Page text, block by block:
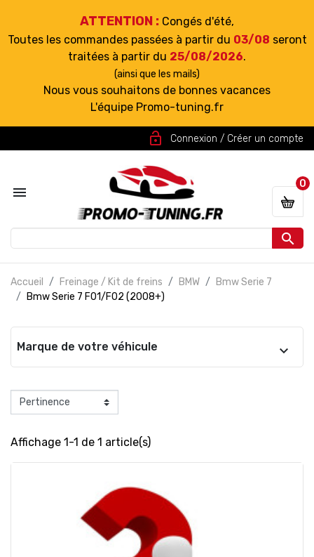
ATTENTION : Congés d'été,
Toutes les commandes passées à partir du 03/08 seront
traitées à partir du 25/08/2026.
(ainsi que les mails)
Nous vous souhaitons de bonnes vacances
L'équipe Promo-tuning.fr
lock_open Connexion / Créer un compte


0
Accueil Freinage / Kit de freins BMW
Bmw Serie 7
Bmw Serie 7 F01/F02 (2008+)
Marque de votre véhicule
Affichage 1-1 de 1 article(s)